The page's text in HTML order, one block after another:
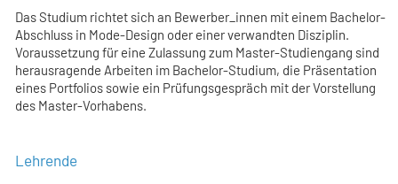
Das Studium richtet sich an Bewerber_innen mit einem Bachelor-
Abschluss in Mode-Design oder einer verwandten Disziplin.
Voraussetzung für eine Zulassung zum Master-Studiengang sind
herausragende Arbeiten im Bachelor-Studium, die Präsentation
eines Portfolios sowie ein Prüfungsgespräch mit der Vorstellung
des Master-Vorhabens.
Lehrende